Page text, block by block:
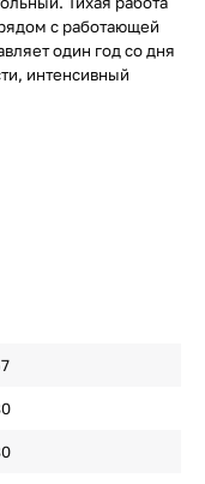
с работающей
один год со дня
интенсивный